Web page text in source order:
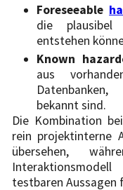
Foreseeable
die plausibel
entstehen
Known
aus
bekannt sind.
Die Kombination
rein projektinterne
übersehen,
testbaren Aussagen